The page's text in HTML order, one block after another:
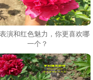
演和红色魅力，你更喜欢哪
一个？